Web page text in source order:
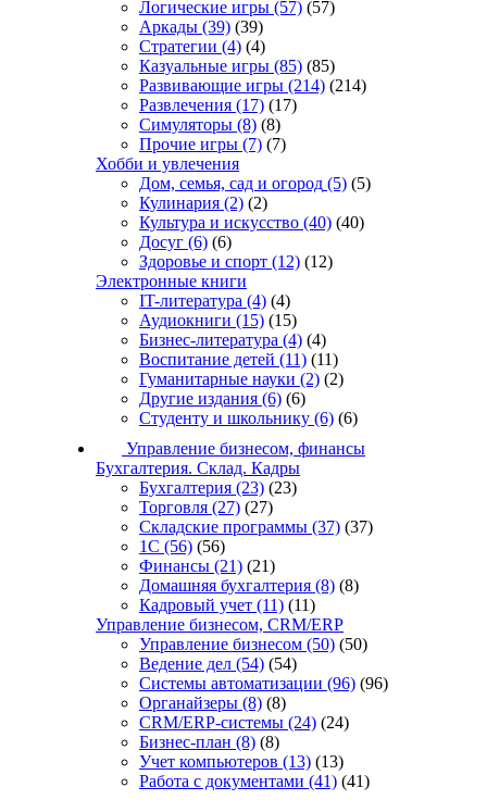
Логические игры (57) (57)
Аркады (39) (39)
Стратегии (4) (4)
Казуальные игры (85) (85)
Развивающие игры (214) (214)
Развлечения (17) (17)
Симуляторы (8) (8)
Прочие игры (7) (7)
Хобби и увлечения
Дом, семья, сад и огород (5) (5)
Кулинария (2) (2)
Культура и искусство (40) (40)
Досуг (6) (6)
Здоровье и спорт (12) (12)
Электронные книги
IT-литература (4) (4)
Аудиокниги (15) (15)
Бизнес-литература (4) (4)
Воспитание детей (11) (11)
Гуманитарные науки (2) (2)
Другие издания (6) (6)
Студенту и школьнику (6) (6)
Управление бизнесом, финансы
Бухгалтерия. Склад. Кадры
Бухгалтерия (23) (23)
Торговля (27) (27)
Складские программы (37) (37)
1С (56) (56)
Финансы (21) (21)
Домашняя бухгалтерия (8) (8)
Кадровый учет (11) (11)
Управление бизнесом, CRM/ERP
Управление бизнесом (50) (50)
Ведение дел (54) (54)
Системы автоматизации (96) (96)
Органайзеры (8) (8)
CRM/ERP-системы (24) (24)
Бизнес-план (8) (8)
Учет компьютеров (13) (13)
Работа с документами (41) (41)